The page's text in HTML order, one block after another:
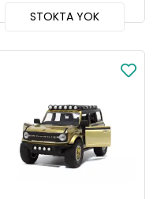
STOKTA YOK